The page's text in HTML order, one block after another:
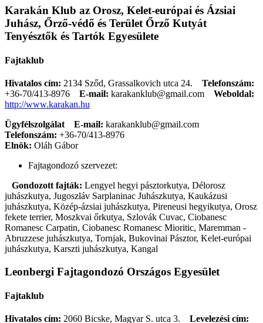
Karakán Klub az Orosz, Kelet-európai és Ázsiai
Juhász, Őrző-védő és Terület Őrző Kutyát
Tenyésztők és Tartók Egyesülete
Fajtaklub
Hivatalos cím: 2134 Sződ, Grassalkovich utca 24. Telefonszám:
+36-70/413-8976
E-mail: karakanklub@gmail.com
Weboldal:
http://www.karakan.hu
Ügyfélszolgálat
E-mail: karakanklub@gmail.com
Telefonszám: +36-70/413-8976
Elnök: Oláh Gábor
Fajtagondozó szervezet:
Gondozott fajták: Lengyel hegyi pásztorkutya, Délorosz
juhászkutya, Jugoszláv Sarplaninac Juhászkutya, Kaukázusi
juhászkutya, Közép-ázsiai juhászkutya, Pireneusi hegyikutya, Orosz
fekete terrier, Moszkvai őrkutya, Szlovák Cuvac, Ciobanesc
Romanesc Carpatin, Ciobanesc Romanesc Mioritic, Maremman -
Abruzzese juhászkutya, Tornjak, Bukovinai Pásztor, Kelet-európai
juhászkutya, Karszti juhászkutya, Kangal
Leonbergi Fajtagondozó Országos Egyesület
Fajtaklub
Hivatalos cím: 2060 Bicske, Magyar S. utca 3. Levelezési cím: